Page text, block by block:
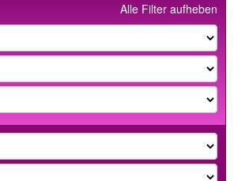
Alle Filter aufheben